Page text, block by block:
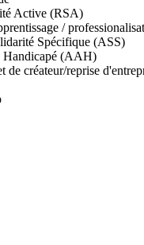
Active (RSA)
/
Spécifique (ASS)
Handicapé (AAH)
créateur/reprise